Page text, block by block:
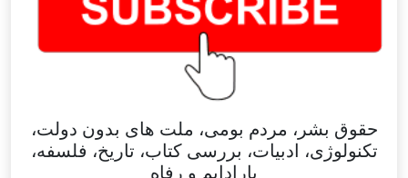
حقوق بشر، مردم بومی، ملت های بدون دولت،
تکنولوژی، ادبیات، بررسی کتاب، تاریخ، فلسفه،
پارادایم و رفاه